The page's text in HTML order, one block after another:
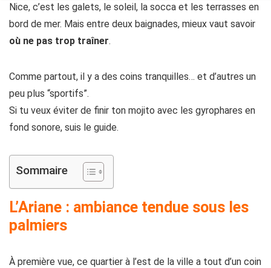
Nice, c’est les galets, le soleil, la socca et les terrasses en
bord de mer. Mais entre deux baignades, mieux vaut savoir
où ne pas trop traîner.
Comme partout, il y a des coins tranquilles… et d’autres un
peu plus “sportifs”.
Si tu veux éviter de finir ton mojito avec les gyrophares en
fond sonore, suis le guide.
Sommaire
L’Ariane : ambiance tendue sous les
palmiers
À première vue, ce quartier à l’est de la ville a tout d’un coin